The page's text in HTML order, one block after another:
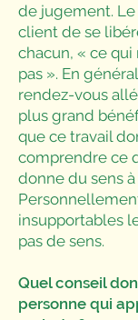
de jugement.
client de se
chacun, « ce
pas ». En
rendez-vous
plus grand
que ce travail
comprendre ce
donne du sens à
insupportables
pas de sens.
Quel conseil
personne qui